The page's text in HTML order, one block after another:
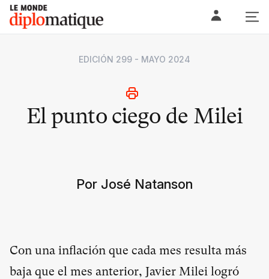
Skip
content
Le monde diplomatique
EDICIÓN 299 - MAYO 2024
El punto ciego de Milei
Por José Natanson
Con una inflación que cada mes resulta más
baja que el mes anterior, Javier Milei logró